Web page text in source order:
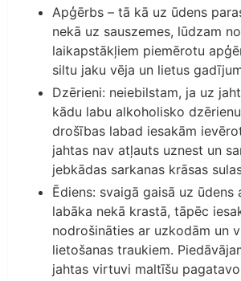
Apģērbs – tā kā uz ūdens
nekā uz sauszemes, lūdzam
laikapstākļiem piemērotu
siltu jaku vēja un lietus
Dzērieni: neiebilstam, ja uz
kādu labu alkoholisko
drošības labad iesakām
jahtas nav atļauts uznest un
jebkādas sarkanas krāsas
Ēdiens: svaigā gaisā uz
labāka nekā krastā, tāpēc
nodrošināties ar uzkodām un
lietošanas traukiem.
jahtas virtuvi maltīšu